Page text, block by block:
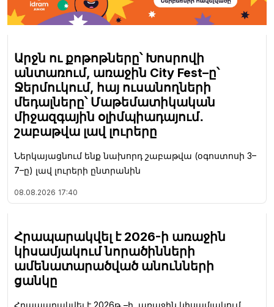
Արջն ու քոթոթները՝ Խոսրովի
անտառում, առաջին City Fest–ը՝
Ջերմուկում, հայ ուսանողների
մեդալները՝ Մաթեմատիկական
միջազգային օլիմպիադայում․
շաբաթվա լավ լուրերը
Ներկայացնում ենք նախորդ շաբաթվա (օգոստոսի 3–
7–ը) լավ լուրերի ընտրանին
08.08.2026 17:40
Հրապարակվել է 2026-ի առաջին
կիսամյակում նորածինների
ամենատարածված անունների
ցանկը